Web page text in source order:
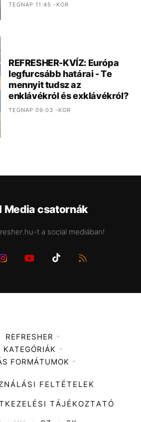
TEGNAP 11:45 -KOR
REFRESHER-KVÍZ: Európa
legfurcsább határai - Te
mennyit tudsz az
enklávékról és exklávékról?
TEGNAP 09:03 -KOR
Media csatornák
t a social mediában!
REFRESHER
Médiaajánlat
KATEGÓRIÁK
Zene
Divat
Kultúra
ENTR
FORMÁTUMOK
FELTÉTELEK
TÁJÉKOZTATÓ